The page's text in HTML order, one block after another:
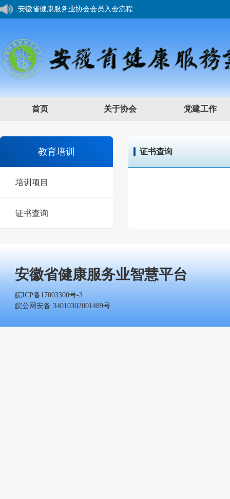
安徽省健康服务业协会会员入会流程
首页 关于协会 党建工作
教育培训
培训项目
证书查询
证书查询
安徽省健康服务业智慧平台
皖ICP备17003300号-3
皖公网安备 34010302001489号